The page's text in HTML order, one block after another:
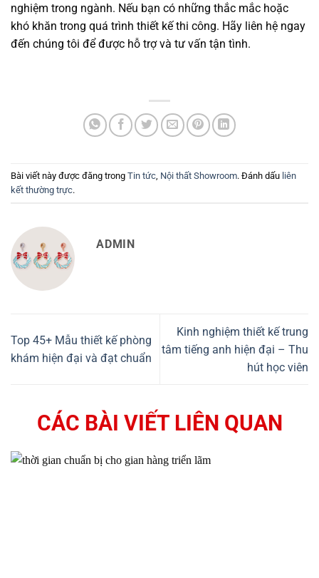
nghiệm trong ngành. Nếu bạn có những thắc mắc hoặc
khó khăn trong quá trình thiết kế thi công. Hãy liên hệ ngay
đến chúng tôi để được hỗ trợ và tư vấn tận tình.
Bài viết này được đăng trong Tin tức Nội thất Showroom. Đánh dấu liên
kết thường trực.
ADMIN
Top 45+ Mẫu thiết kế phòng
khám hiện đại và đạt chuẩn
Kinh nghiệm thiết kế trung
tâm tiếng anh hiện đại – Thu
hút học viên
CÁC BÀI VIẾT LIÊN QUAN